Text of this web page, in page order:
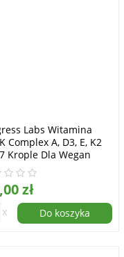
Labs Witamina
Complex A, D3, E, K2
Krople Dla Wegan
zł
x Do koszyka